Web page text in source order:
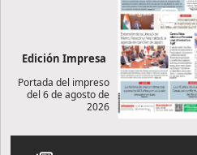
Edición Impresa
Portada del impreso
del 6 de agosto de
2026